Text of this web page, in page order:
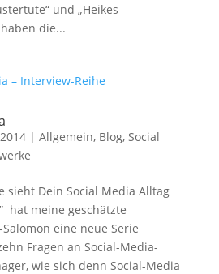
und „Heikes
die...
| Allgemein, Blog, Social
sieht Dein Social Media Alltag
hat meine geschätzte
eine neue Serie
Fragen an Social-Media-
wie sich denn Social-Media